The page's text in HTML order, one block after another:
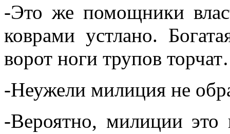
-Это же помощники
коврами устлано.
ворот ноги трупов
-Неужели милиция не
-Вероятно, милиции это